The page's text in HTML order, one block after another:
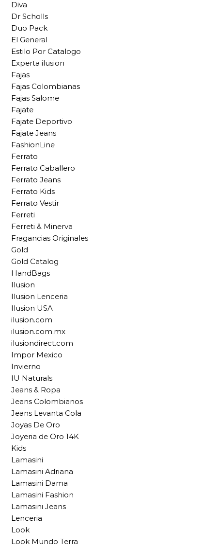
Diva
Dr Scholls
Duo Pack
El General
Estilo Por Catalogo
Experta ilusion
Fajas
Fajas Colombianas
Fajas Salome
Fajate
Fajate Deportivo
Fajate Jeans
FashionLine
Ferrato
Ferrato Caballero
Ferrato Jeans
Ferrato Kids
Ferrato Vestir
Ferreti
Ferreti & Minerva
Fragancias Originales
Gold
Gold Catalog
HandBags
Ilusion
Ilusion Lenceria
Ilusion USA
ilusion.com
ilusion.com.mx
ilusiondirect.com
Impor Mexico
Invierno
IU Naturals
Jeans & Ropa
Jeans Colombianos
Jeans Levanta Cola
Joyas De Oro
Joyeria de Oro 14K
Kids
Lamasini
Lamasini Adriana
Lamasini Dama
Lamasini Fashion
Lamasini Jeans
Lenceria
Look
Look Mundo Terra